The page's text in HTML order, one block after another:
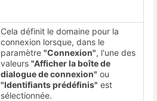
Cela définit le domaine pour la
connexion lorsque, dans le
paramètre "Connexion", l'une des
valeurs "Afficher la boîte de
dialogue de connexion" ou
"Identifiants prédéfinis" est
sélectionnée.